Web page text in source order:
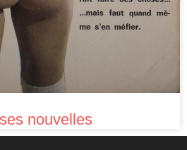
nouvelles